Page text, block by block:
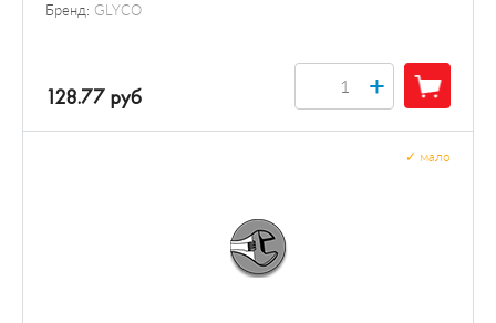
Бренд: GLYCO
128.77 руб +
мало